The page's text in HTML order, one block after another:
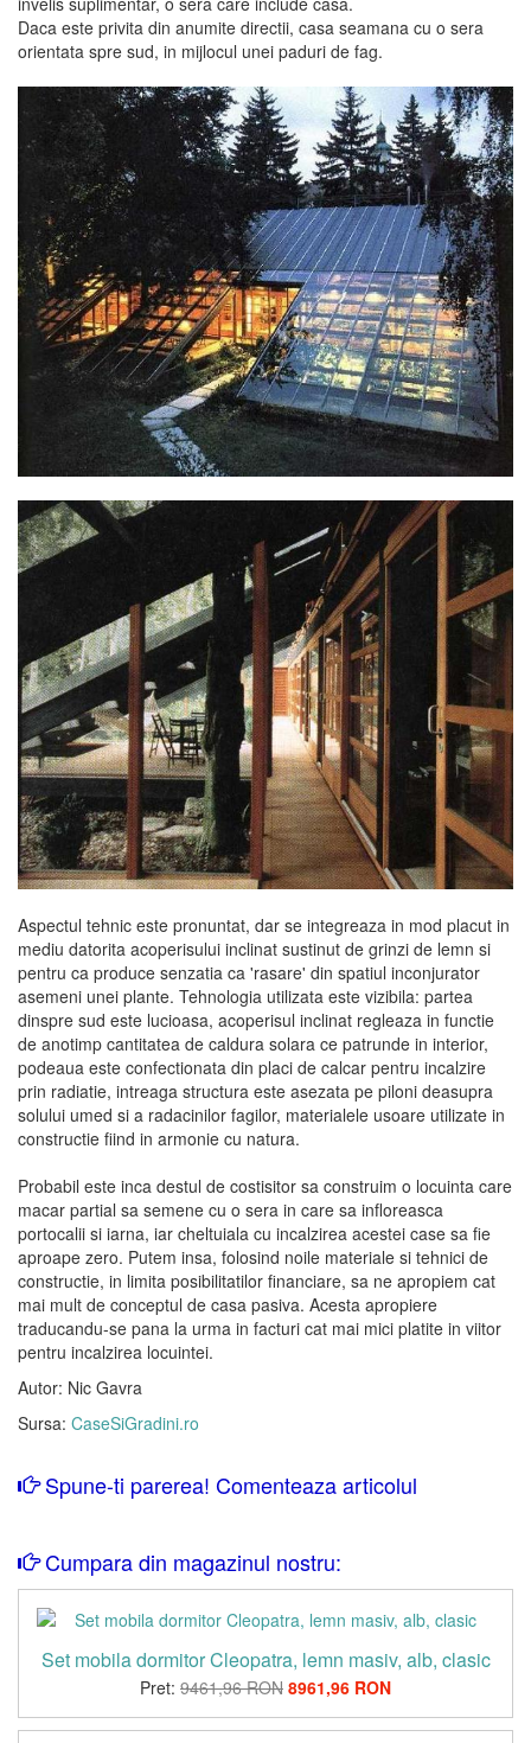
Daca este privita din anumite directii, casa seamana cu o sera
orientata spre sud, in mijlocul unei paduri de fag.
Aspectul tehnic este pronuntat, dar se integreaza in mod placut in
mediu datorita acoperisului inclinat sustinut de grinzi de lemn si
pentru ca produce senzatia ca 'rasare' din spatiul inconjurator
asemeni unei plante. Tehnologia utilizata este vizibila: partea
dinspre sud este lucioasa, acoperisul inclinat regleaza in functie
de anotimp cantitatea de caldura solara ce patrunde in interior,
podeaua este confectionata din placi de calcar pentru incalzire
prin radiatie, intreaga structura este asezata pe piloni deasupra
solului umed si a radacinilor fagilor, materialele usoare utilizate in
constructie fiind in armonie cu natura.
Probabil este inca destul de costisitor sa construim o locuinta care
macar partial sa semene cu o sera in care sa infloreasca
portocalii si iarna, iar cheltuiala cu incalzirea acestei case sa fie
aproape zero. Putem insa, folosind noile materiale si tehnici de
constructie, in limita posibilitatilor financiare, sa ne apropiem cat
mai mult de conceptul de casa pasiva. Acesta apropiere
traducandu-se pana la urma in facturi cat mai mici platite in viitor
pentru incalzirea locuintei.
Autor: Nic Gavra
Sursa: CaseSiGradini.ro
Spune-ti parerea! Comenteaza articolul
Cumpara din magazinul nostru:
Set mobila dormitor Cleopatra, lemn masiv, alb, clasic
Pret: 9461,96 RON 8961,96 RON